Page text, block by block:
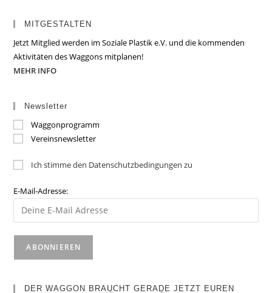
MITGESTALTEN
Jetzt Mitglied werden im Soziale Plastik e.V. und die kommenden
Aktivitäten des Waggons mitplanen!
MEHR INFO
Newsletter
Waggonprogramm
Vereinsnewsletter
Ich stimme den Datenschutzbedingungen zu
E-Mail-Adresse:
DER WAGGON BRAUCHT GERADE JETZT EUREN